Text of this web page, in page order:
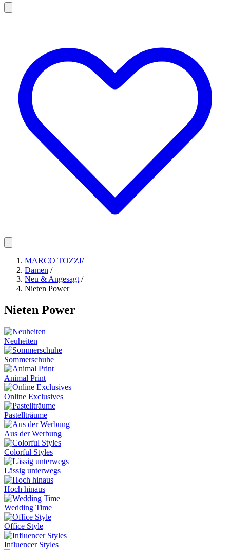
MARCO TOZZI/
Damen /
Neu & Angesagt /
Nieten Power
Nieten Power
Neuheiten
Sommerschuhe
Animal Print
Online Exclusives
Pastellträume
Aus der Werbung
Colorful Styles
Lässig unterwegs
Hoch hinaus
Wedding Time
Office Style
Influencer Styles